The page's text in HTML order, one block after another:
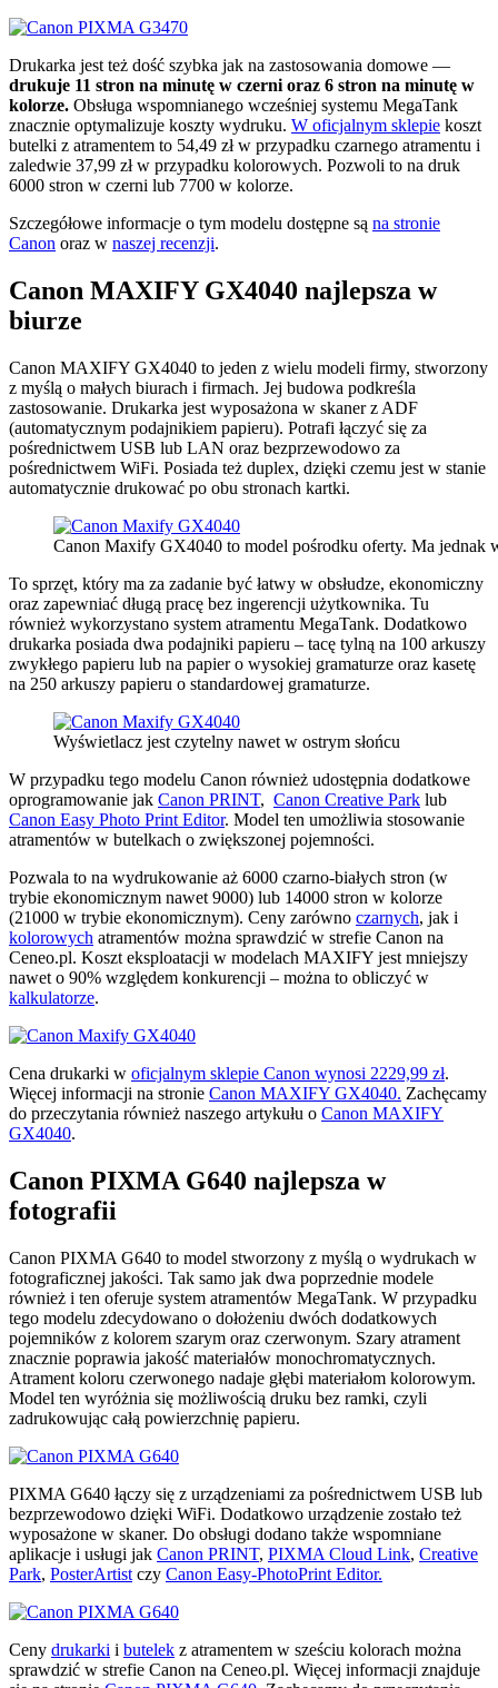
Drukarka jest też dość szybka jak na zastosowania domowe —
drukuje 11 stron na minutę w czerni oraz 6 stron na minutę w
kolorze. Obsługa wspomnianego wcześniej systemu MegaTank
znacznie optymalizuje koszty wydruku. W oficjalnym sklepie koszt
butelki z atramentem to 54,49 zł w przypadku czarnego atramentu i
zaledwie 37,99 zł w przypadku kolorowych. Pozwoli to na druk
6000 stron w czerni lub 7700 w kolorze.
Szczegółowe informacje o tym modelu dostępne są na stronie
Canon oraz w naszej recenzji.
Canon MAXIFY GX4040 najlepsza w
biurze
Canon MAXIFY GX4040 to jeden z wielu modeli firmy, stworzony
z myślą o małych biurach i firmach. Jej budowa podkreśla
zastosowanie. Drukarka jest wyposażona w skaner z ADF
(automatycznym podajnikiem papieru). Potrafi łączyć się za
pośrednictwem USB lub LAN oraz bezprzewodowo za
pośrednictwem WiFi. Posiada też duplex, dzięki czemu jest w stanie
automatycznie drukować po obu stronach kartki.
Canon Maxify GX4040 to model pośrodku oferty. Ma jednak
To sprzęt, który ma za zadanie być łatwy w obsłudze, ekonomiczny
oraz zapewniać długą pracę bez ingerencji użytkownika. Tu
również wykorzystano system atramentu MegaTank. Dodatkowo
drukarka posiada dwa podajniki papieru – tacę tylną na 100 arkuszy
zwykłego papieru lub na papier o wysokiej gramaturze oraz kasetę
na 250 arkuszy papieru o standardowej gramaturze.
Wyświetlacz jest czytelny nawet w ostrym słońcu
W przypadku tego modelu Canon również udostępnia dodatkowe
oprogramowanie jak Canon PRINT, Canon Creative Park lub
Canon Easy Photo Print Editor. Model ten umożliwia stosowanie
atramentów w butelkach o zwiększonej pojemności.
Pozwala to na wydrukowanie aż 6000 czarno-białych stron (w
trybie ekonomicznym nawet 9000) lub 14000 stron w kolorze
(21000 w trybie ekonomicznym). Ceny zarówno czarnych, jak i
kolorowych atramentów można sprawdzić w strefie Canon na
Ceneo.pl. Koszt eksploatacji w modelach MAXIFY jest mniejszy
nawet o 90% względem konkurencji – można to obliczyć w
kalkulatorze.
Cena drukarki w oficjalnym sklepie Canon wynosi 2229,99 zł.
Więcej informacji na stronie Canon MAXIFY GX4040. Zachęcamy
do przeczytania również naszego artykułu o Canon MAXIFY
GX4040.
Canon PIXMA G640 najlepsza w
fotografii
Canon PIXMA G640 to model stworzony z myślą o wydrukach w
fotograficznej jakości. Tak samo jak dwa poprzednie modele
również i ten oferuje system atramentów MegaTank. W przypadku
tego modelu zdecydowano o dołożeniu dwóch dodatkowych
pojemników z kolorem szarym oraz czerwonym. Szary atrament
znacznie poprawia jakość materiałów monochromatycznych.
Atrament koloru czerwonego nadaje głębi materiałom kolorowym.
Model ten wyróżnia się możliwością druku bez ramki, czyli
zadrukowując całą powierzchnię papieru.
PIXMA G640 łączy się z urządzeniami za pośrednictwem USB lub
bezprzewodowo dzięki WiFi. Dodatkowo urządzenie zostało też
wyposażone w skaner. Do obsługi dodano także wspomniane
aplikacje i usługi jak Canon PRINT, PIXMA Cloud Link, Creative
Park, PosterArtist czy Canon Easy-PhotoPrint Editor.
Ceny drukarki i butelek z atramentem w sześciu kolorach można
sprawdzić w strefie Canon na Ceneo.pl. Więcej informacji znajduje